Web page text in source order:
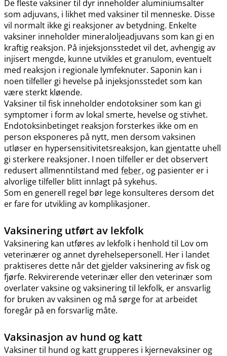
De fleste vaksiner til dyr inneholder aluminiumsalter
som adjuvans, i likhet med vaksiner til menneske. Disse
vil normalt ikke gi reaksjoner av betydning. Enkelte
vaksiner inneholder mineraloljeadjuvans som kan gi en
kraftig reaksjon. På injeksjonsstedet vil det, avhengig av
injisert mengde, kunne utvikles et granulom, eventuelt
med reaksjon i regionale lymfeknuter. Saponin kan i
noen tilfeller gi hevelse på injeksjonsstedet som kan
være sterkt kløende.
Vaksiner til fisk inneholder endotoksiner som kan gi
symptomer i form av lokal smerte, hevelse og stivhet.
Endotoksinbetinget reaksjon forsterkes ikke om en
person eksponeres på nytt, men dersom vaksinen
utløser en hypersensitivitetsreaksjon, kan gjentatte uhell
gi sterkere reaksjoner. I noen tilfeller er det observert
redusert allmenntilstand med feber, og pasienter er i
alvorlige tilfeller blitt innlagt på sykehus.
Som en generell regel bør lege konsulteres dersom det
er fare for utvikling av komplikasjoner.
Vaksinering utført av lekfolk
Vaksinering kan utføres av lekfolk i henhold til Lov om
veterinærer og annet dyrehelsepersonell. Her i landet
praktiseres dette når det gjelder vaksinering av fisk og
fjørfe. Rekvirerende veterinær eller den veterinær som
overlater vaksine og vaksinering til lekfolk, er ansvarlig
for bruken av vaksinen og må sørge for at arbeidet
foregår på en forsvarlig måte.
Vaksinasjon av hund og katt
Vaksiner til hund og katt grupperes i kjernevaksiner og